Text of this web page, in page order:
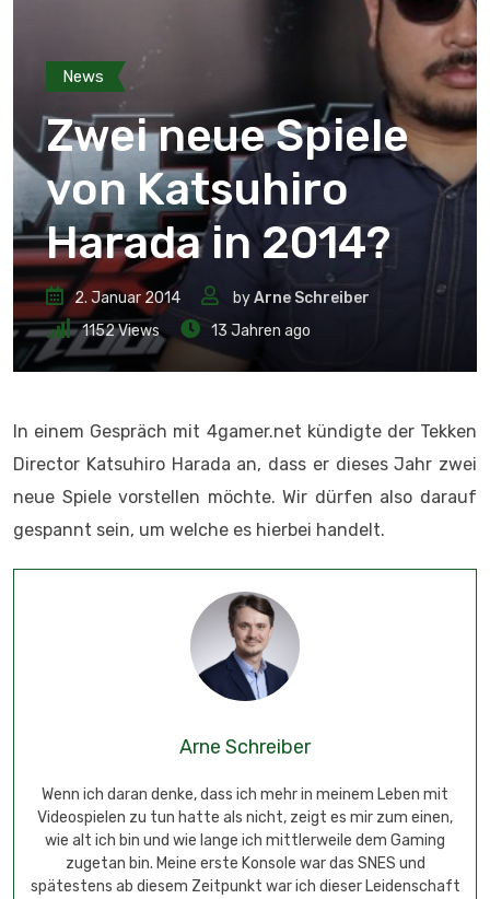
News
Zwei neue Spiele
von Katsuhiro
Harada in 2014?
2. Januar 2014 byArne Schreiber
1152Views 13 Jahren ago
In einem Gespräch mit 4gamer.net kündigte der Tekken
Director Katsuhiro Harada an, dass er dieses Jahr zwei
neue Spiele vorstellen möchte. Wir dürfen also darauf
gespannt sein, um welche es hierbei handelt.
Arne Schreiber
Wenn ich daran denke, dass ich mehr in meinem Leben mit
Videospielen zu tun hatte als nicht, zeigt es mir zum einen,
wie alt ich bin und wie lange ich mittlerweile dem Gaming
zugetan bin. Meine erste Konsole war das SNES und
spätestens ab diesem Zeitpunkt war ich dieser Leidenschaft